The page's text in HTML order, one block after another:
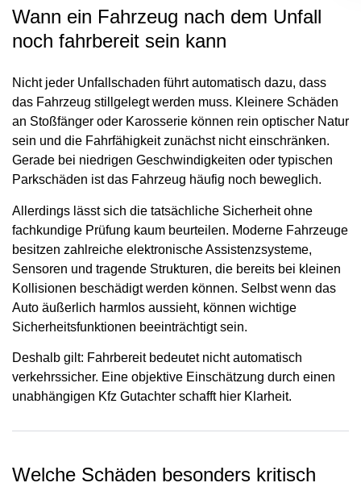
Wann ein Fahrzeug nach dem Unfall
noch fahrbereit sein kann
Nicht jeder Unfallschaden führt automatisch dazu, dass
das Fahrzeug stillgelegt werden muss. Kleinere Schäden
an Stoßfänger oder Karosserie können rein optischer Natur
sein und die Fahrfähigkeit zunächst nicht einschränken.
Gerade bei niedrigen Geschwindigkeiten oder typischen
Parkschäden ist das Fahrzeug häufig noch beweglich.
Allerdings lässt sich die tatsächliche Sicherheit ohne
fachkundige Prüfung kaum beurteilen. Moderne Fahrzeuge
besitzen zahlreiche elektronische Assistenzsysteme,
Sensoren und tragende Strukturen, die bereits bei kleinen
Kollisionen beschädigt werden können. Selbst wenn das
Auto äußerlich harmlos aussieht, können wichtige
Sicherheitsfunktionen beeinträchtigt sein.
Deshalb gilt: Fahrbereit bedeutet nicht automatisch
verkehrssicher. Eine objektive Einschätzung durch einen
unabhängigen Kfz Gutachter schafft hier Klarheit.
Welche Schäden besonders kritisch